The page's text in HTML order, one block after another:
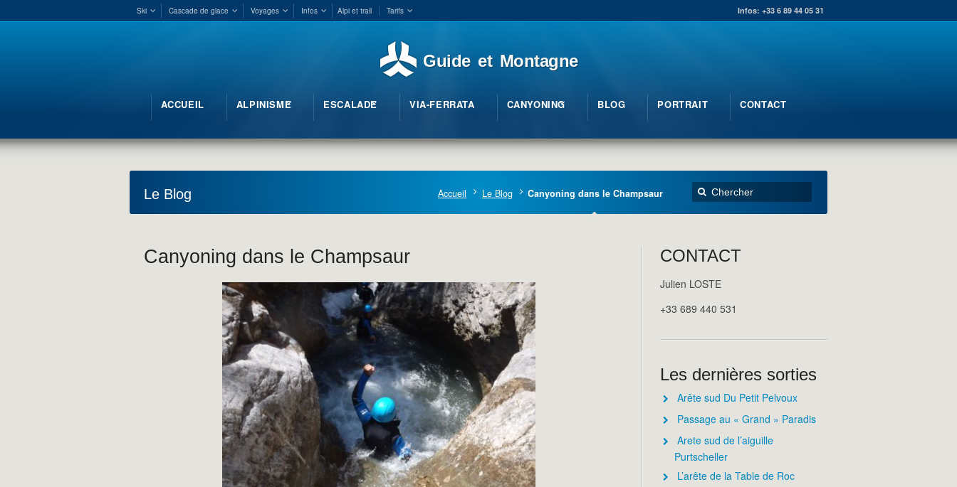
Ski Cascade de glace Voyages Infos Alpi et trail Tarifs Infos: +33 6 89 44 05 31
Guide et Montagne
ACCUEIL ALPINISME ESCALADE VIA-FERRATA CANYONING BLOG PORTRAIT CONTACT
Le Blog Accueil Le Blog Canyoning dans le Champsaur
Canyoning dans le Champsaur CONTACT
Julien LOSTE
+33 689 440 531
Les dernières sorties
Arête sud Du Petit Pelvoux
Passage au « Grand » Paradis
Arete sud de l’aiguille
Purtscheller
L’arête de la Table de Roc